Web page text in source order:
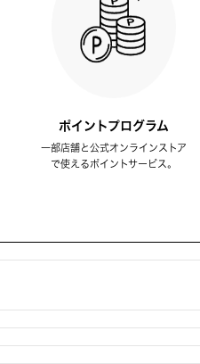
ポイントプログラム
一部店舗と公式オンラインストア
で使えるポイントサービス。